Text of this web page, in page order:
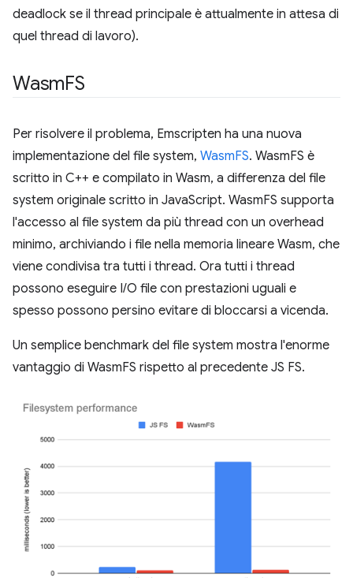
deadlock se il thread principale è attualmente in attesa di
quel thread di lavoro).
WasmFS
Per risolvere il problema, Emscripten ha una nuova
implementazione del file system, WasmFS. WasmFS è
scritto in C++ e compilato in Wasm, a differenza del file
system originale scritto in JavaScript. WasmFS supporta
l'accesso al file system da più thread con un overhead
minimo, archiviando i file nella memoria lineare Wasm, che
viene condivisa tra tutti i thread. Ora tutti i thread
possono eseguire I/O file con prestazioni uguali e
spesso possono persino evitare di bloccarsi a vicenda.
Un semplice benchmark del file system mostra l'enorme
vantaggio di WasmFS rispetto al precedente JS FS.